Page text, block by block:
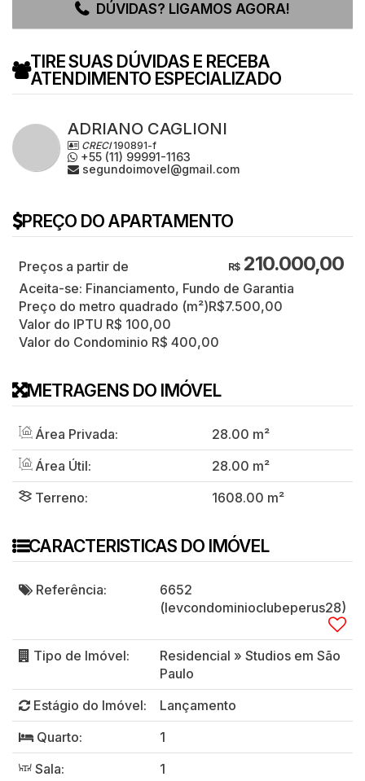
DÚVIDAS? LIGAMOS AGORA!
TIRE SUAS DÚVIDAS E RECEBA
ATENDIMENTO ESPECIALIZADO
ADRIANO CAGLIONI
CRECI190891-f
+55 (11) 99991-1163
segundoimovel@gmail.com
PREÇO DO APARTAMENTO
R$210.000,00
Aceita-se: Financiamento, Fundo de Garantia
Preço do metro quadrado (m²)R$7.500,00
Valor do IPTU R$ 100,00
Valor do Condominio R$ 400,00
METRAGENS DO IMÓVEL
Área Privada: 28.00 m²
Área Útil:
28.00 m²
Terreno:
1608.00 m²
CARACTERISTICAS DO IMÓVEL
Referência:
6652
(levcondominioclubeperus28)
Tipo de Imóvel: Residencial » Studios em São
Paulo
Estágio do Imóvel:
Lançamento
Quarto:
1
Sala:
1